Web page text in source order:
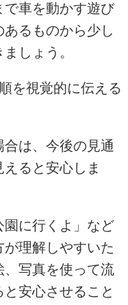
で車を動かす遊び
るものから少し
しょう。
を視覚的に伝える
は、今後の見通
ると安心しま
に行くよ」など
理解しやすいた
写真を使って流
安心させること